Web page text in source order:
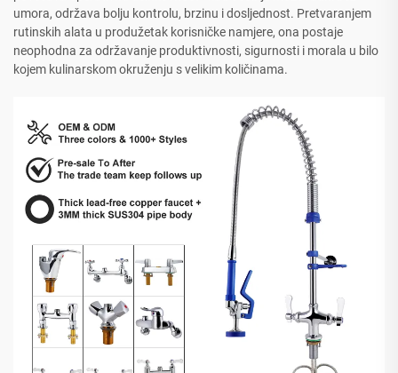
umora, održava bolju kontrolu, brzinu i dosljednost. Pretvaranjem
rutinskih alata u produžetak korisničke namjere, ona postaje
neophodna za održavanje produktivnosti, sigurnosti i morala u bilo
kojem kulinarskom okruženju s velikim količinama.